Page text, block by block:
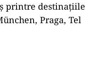
printre destinațiile
Praga, Tel